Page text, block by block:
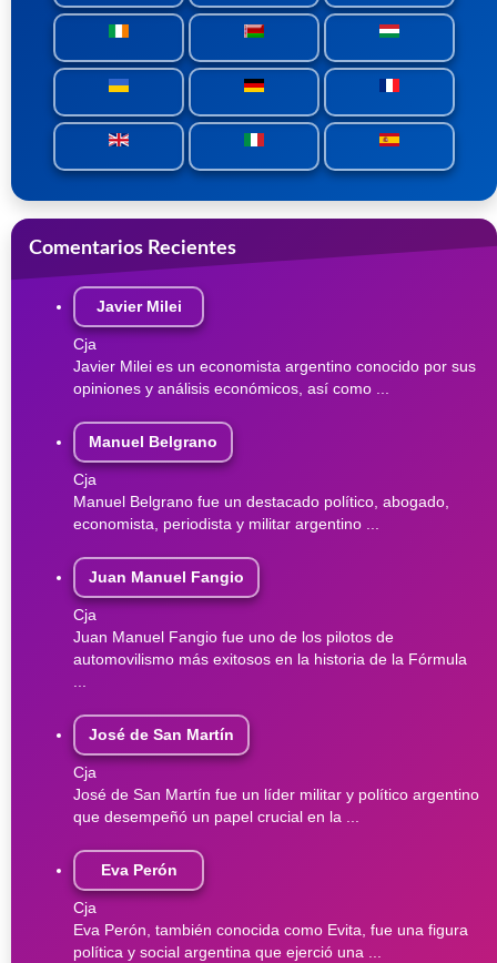
Comentarios Recientes
Javier Milei
Cja
Javier Milei es un economista argentino conocido por sus
opiniones y análisis económicos, así como ...
Manuel Belgrano
Cja
Manuel Belgrano fue un destacado político, abogado,
economista, periodista y militar argentino ...
Juan Manuel Fangio
Cja
Juan Manuel Fangio fue uno de los pilotos de
automovilismo más exitosos en la historia de la Fórmula
...
José de San Martín
Cja
José de San Martín fue un líder militar y político argentino
que desempeñó un papel crucial en la ...
Eva Perón
Cja
Eva Perón, también conocida como Evita, fue una figura
política y social argentina que ejerció una ...